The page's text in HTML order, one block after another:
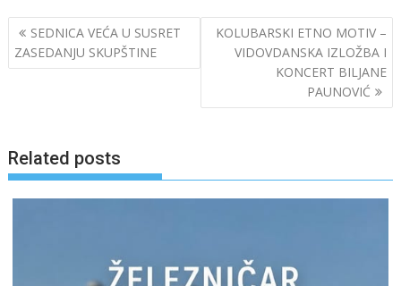
Post
navigation
SEDNICA VEĆA U SUSRET
ZASEDANJU SKUPŠTINE
KOLUBARSKI ETNO MOTIV –
VIDOVDANSKA IZLOŽBA I
KONCERT BILJANE
PAUNOVIĆ
Related posts